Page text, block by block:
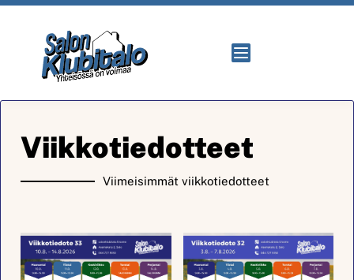
Viikkotiedotteet
Viimeisimmät viikkotiedotteet​